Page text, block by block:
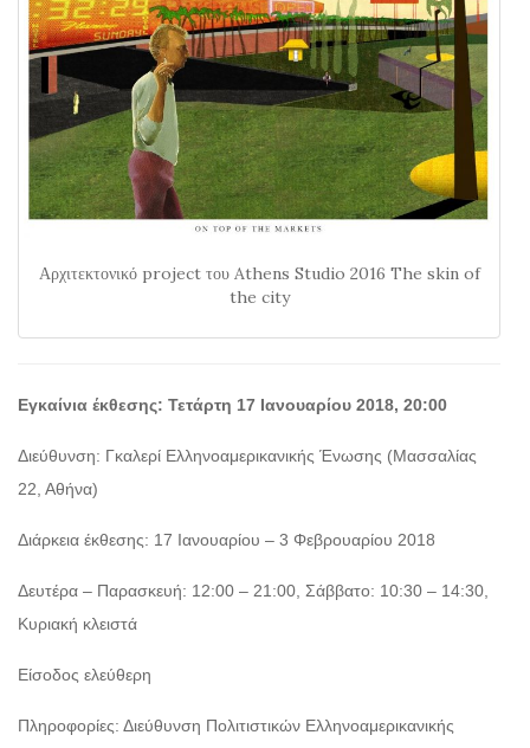
Αρχιτεκτονικό project του Athens Studio 2016 The skin of
the city
Εγκαίνια έκθεσης: Τετάρτη 17 Ιανουαρίου 2018, 20:00
Διεύθυνση: Γκαλερί Ελληνοαμερικανικής Ένωσης (Μασσαλίας
22, Αθήνα)
Διάρκεια έκθεσης: 17 Ιανουαρίου – 3 Φεβρουαρίου 2018
Δευτέρα – Παρασκευή: 12:00 – 21:00, Σάββατο: 10:30 – 14:30,
Κυριακή κλειστά
Είσοδος ελεύθερη
Πληροφορίες: Διεύθυνση Πολιτιστικών Ελληνοαμερικανικής